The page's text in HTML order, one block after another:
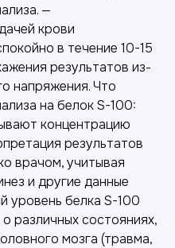
—
крови
в течение 10-15
результатов из-
напряжения. Что
на белок S-100:
концентрацию
результатов
врачом, учитывая
и другие данные
уровень белка S-100
различных состояниях,
мозга (травма,